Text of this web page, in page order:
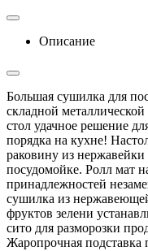
Описание
Большая сушилка для
складной
стол удачное решение
порядка на кухне!
раковину из нержавейки
посудомойке. Ролл мат
принадлежностей
сушилка из
фруктов зелени
сито для разморозки
Жаропрочная подставка